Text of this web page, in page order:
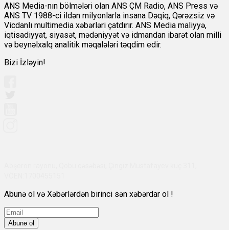
ANS Media-nın bölmələri olan ANS ÇM Radio, ANS Press və
ANS TV 1988-ci ildən milyonlarla insana Dəqiq, Qərəzsiz və
Vicdanlı multimedia xəbərləri çatdırır. ANS Media maliyyə,
iqtisadiyyat, siyasət, mədəniyyət və idmandan ibarət olan milli
və beynəlxalq analitik məqalələri təqdim edir.
Bizi İzləyin!
Abunə ol və Xəbərlərdən birinci sən xəbərdar ol !
Abunə ol